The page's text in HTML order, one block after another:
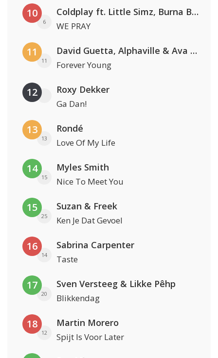
10
6
Coldplay ft. Little Simz, Burna Boy, Elyanna & Tini
WE PRAY
11
11
David Guetta, Alphaville & Ava Max
Forever Young
12 Roxy Dekker
Ga Dan!
13
13
Rondé
Love Of My Life
14
15
Myles Smith
Nice To Meet You
15
25
Suzan & Freek
Ken Je Dat Gevoel
16
14
Sabrina Carpenter
Taste
17
20
Sven Versteeg & Likke Pêhp
Blikkendag
18
12
Martin Morero
Spijt Is Voor Later